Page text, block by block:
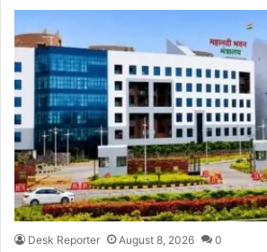
Desk Reporter August 8, 2026 0